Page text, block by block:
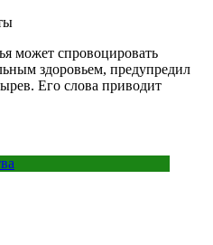
может спровоцировать
здоровьем, предупредил
Его слова приводит